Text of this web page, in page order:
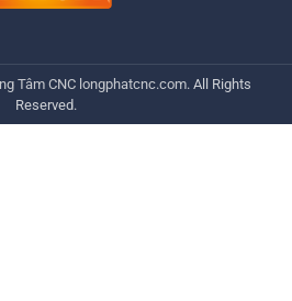
Tâm CNC longphatcnc.com. All Rights
Reserved.